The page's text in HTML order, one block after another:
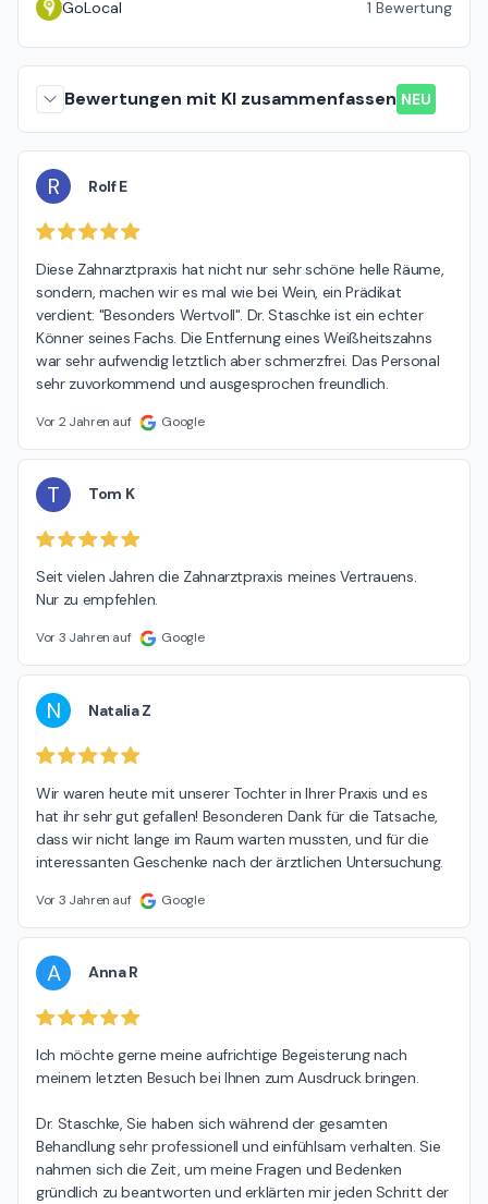
GoLocal 1 Bewertung
Bewertungen mit KI zusammenfassen NEU
R Rolf E
Diese Zahnarztpraxis hat nicht nur sehr schöne helle Räume,
sondern, machen wir es mal wie bei Wein, ein Prädikat
verdient: "Besonders Wertvoll". Dr. Staschke ist ein echter
Könner seines Fachs. Die Entfernung eines Weißheitszahns
war sehr aufwendig letztlich aber schmerzfrei. Das Personal
sehr zuvorkommend und ausgesprochen freundlich.
Vor 2 Jahren auf Google
T Tom K
Seit vielen Jahren die Zahnarztpraxis meines Vertrauens.
Nur zu empfehlen.
Vor 3 Jahren auf Google
N Natalia Z
Wir waren heute mit unserer Tochter in Ihrer Praxis und es
hat ihr sehr gut gefallen! Besonderen Dank für die Tatsache,
dass wir nicht lange im Raum warten mussten, und für die
interessanten Geschenke nach der ärztlichen Untersuchung.
Vor 3 Jahren auf Google
A Anna R
Ich möchte gerne meine aufrichtige Begeisterung nach
meinem letzten Besuch bei Ihnen zum Ausdruck bringen.
Dr. Staschke, Sie haben sich während der gesamten
Behandlung sehr professionell und einfühlsam verhalten. Sie
nahmen sich die Zeit, um meine Fragen und Bedenken
gründlich zu beantworten und erklärten mir jeden Schritt der